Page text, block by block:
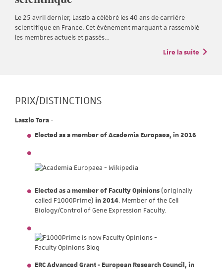
Le 25 avril dernier, Laszlo a célébré les 40 ans de carrière
scientifique en France. Cet événement marquant a rassemblé
les membres actuels et passés…
Lire la suite
PRIX/DISTINCTIONS
Laszlo Tora-
Elected as a member of Academia Europaea, in 2016
Elected as a member of Faculty Opinions (originally
called F1000Prime) in 2014. Member of the Cell
Biology/Control of Gene Expression Faculty.
ERC Advanced Grant - European Research Council, in